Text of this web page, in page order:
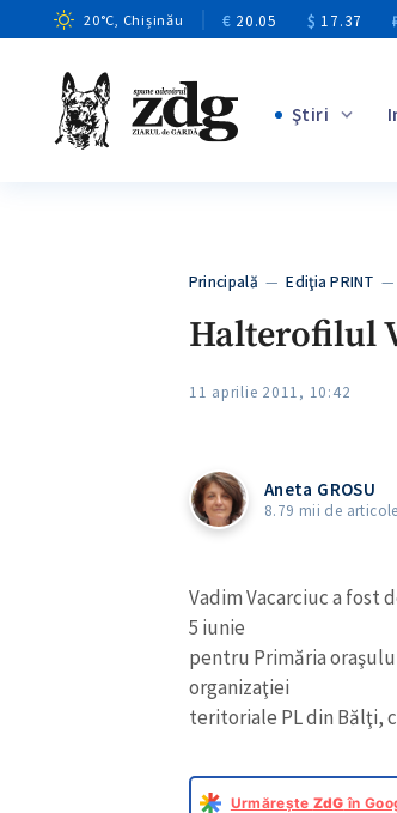
20°C, Chișinău € 20.05 $ 17.37
Ştiri
Principală —Ediţia PRINT
Halterofilul
11 aprilie 2011, 10:42
Aneta GROSU
8.79 mii de articole
Vadim Vacarciuc a fost
5 iunie
pentru Primăria
organizaţiei
teritoriale PL din Bălţi,
Urmărește ZdG în